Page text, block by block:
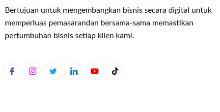
Bertujuan untuk mengembangkan bisnis secara digital untuk
memperluas pemasarandan bersama-sama memastikan
pertumbuhan bisnis setiap klien kami.